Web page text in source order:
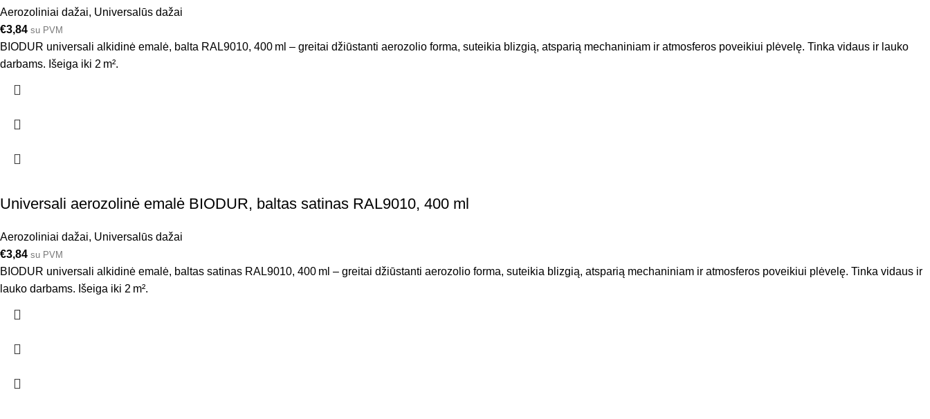
Aerozoliniai dažai, Universalūs dažai
€3,84 su PVM
BIODUR universali alkidinė emalė, balta RAL9010, 400 ml – greitai džiūstanti aerozolio forma, suteikia blizgią, atsparią mechaniniam ir atmosferos poveikiui plėvelę. Tinka vidaus ir lauko
darbams. Išeiga iki 2 m².
Universali aerozolinė emalė BIODUR, baltas satinas RAL9010, 400 ml
Aerozoliniai dažai, Universalūs dažai
€3,84 su PVM
BIODUR universali alkidinė emalė, baltas satinas RAL9010, 400 ml – greitai džiūstanti aerozolio forma, suteikia blizgią, atsparią mechaniniam ir atmosferos poveikiui plėvelę. Tinka vidaus ir
lauko darbams. Išeiga iki 2 m².